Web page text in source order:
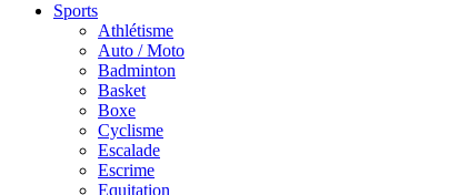
Sports
Athlétisme
Auto / Moto
Badminton
Basket
Boxe
Cyclisme
Escalade
Escrime
Equitation